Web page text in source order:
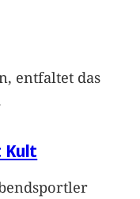
entfaltet das
Kult